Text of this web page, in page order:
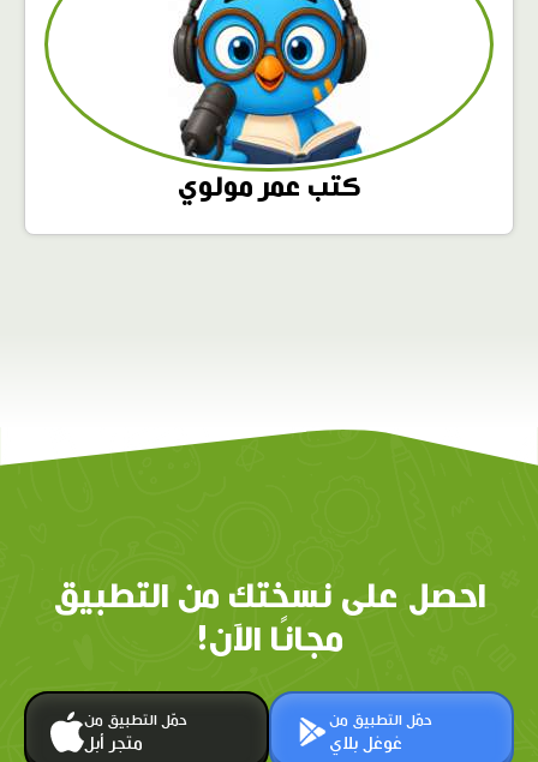
كتب عمر مولوي
احصل على نسختك من التطبيق
مجانًا الآن!
حمّل التطبيق من
متجر أبل
حمّل التطبيق من
غوغل بلاي